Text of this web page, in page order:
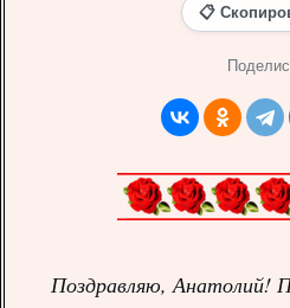
📋
Поздравляю, Анатолий!